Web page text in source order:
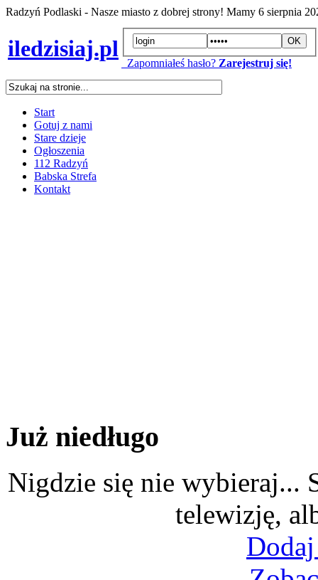
Radzyń Podlaski - Nasze miasto z dobrej strony! Mamy 6 sierpnia
iledzisiaj.pl
Zapomniałeś hasło? Zarejestruj się!
Start
Gotuj z nami
Stare dzieje
Ogłoszenia
112 Radzyń
Babska Strefa
Kontakt
Już niedługo
Nigdzie się nie wybieraj...
telewizję,